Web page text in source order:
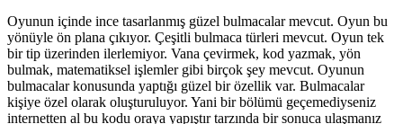
Oyunun içinde ince tasarlanmış güzel bulmacalar mevcut. Oyun bu
yönüyle ön plana çıkıyor. Çeşitli bulmaca türleri mevcut. Oyun tek
bir tip üzerinden ilerlemiyor. Vana çevirmek, kod yazmak, yön
bulmak, matematiksel işlemler gibi birçok şey mevcut. Oyunun
bulmacalar konusunda yaptığı güzel bir özellik var. Bulmacalar
kişiye özel olarak oluşturuluyor. Yani bir bölümü geçemediyseniz
internetten al bu kodu oraya yapıştır tarzında bir sonuca ulaşmanız